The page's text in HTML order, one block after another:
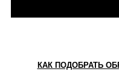
КАК ПОДОБРАТЬ